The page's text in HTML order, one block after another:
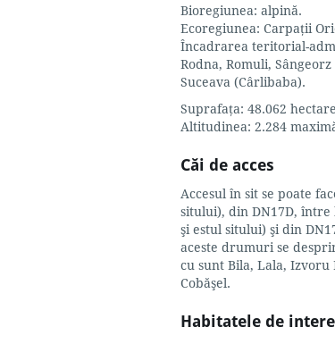
Bioregiunea: alpină.
Ecoregiunea: Carpaţii
Încadrarea teritorial-
Rodna, Romuli,
Suceava (Cârlibaba).
Suprafaţa: 48.062
Altitudinea: 2.284
Căi de acces
Accesul în sit se poate
sitului), din DN17D, între
şi estul sitului) şi din
aceste drumuri se
cu sunt Bila, Lala, Izvoru
Cobăşel.
Habitatele de